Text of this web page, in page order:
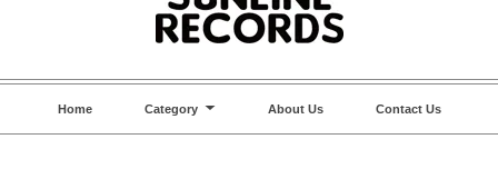
Home Category About Us Contact Us